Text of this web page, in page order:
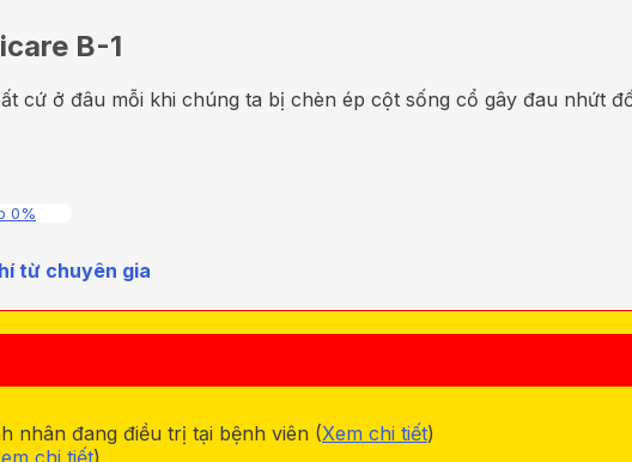
B-1
cứ ở đâu mỗi khi chúng ta bị chèn ép cột sống cổ gây đau nhứt
0%
từ chuyên gia
nhân đang điều trị tại bệnh viên (Xem chi tiết)
chi tiết)